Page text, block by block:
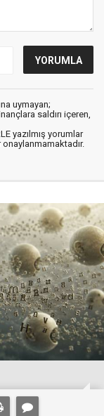
uymayan;
saldırı içeren,
yazılmış yorumlar
onaylanmamaktadır.